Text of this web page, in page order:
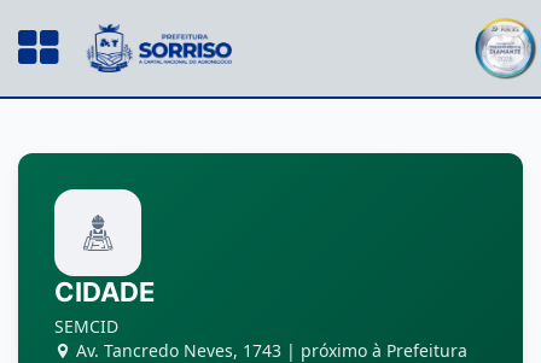
CIDADE
SEMCID
Av. Tancredo Neves, 1743 | próximo à Prefeitura